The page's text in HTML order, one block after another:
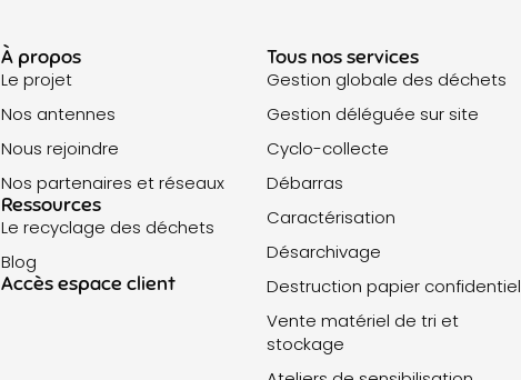
À propos
Le projet
Nos antennes
Nous rejoindre
Nos partenaires et réseaux
Ressources
Le recyclage des déchets
Blog
Accès espace client
Tous nos services
Gestion globale des déchets
Gestion déléguée sur site
Cyclo-collecte
Débarras
Caractérisation
Désarchivage
Destruction papier confidentiel
Vente matériel de tri et
stockage